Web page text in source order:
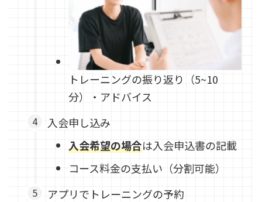
トレーニングの振り返り（5~10
分）・アドバイス
入会申し込み
入会希望の場合は入会申込書の記載
コース料金の支払い（分割可能）
アプリでトレーニングの予約